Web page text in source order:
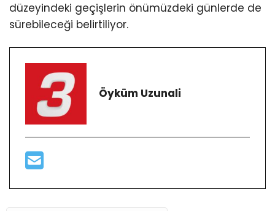
düzeyindeki geçişlerin önümüzdeki günlerde de
sürebileceği belirtiliyor.
Öyküm Uzunali